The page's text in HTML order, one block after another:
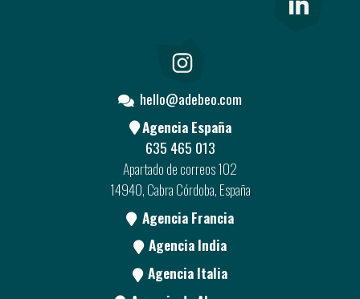
hello@adebeo.com
Agencia España
635 465 013
Apartado de correos 102
14940, Cabra Córdoba, España
Agencia Francia
Agencia India
Agencia Italia